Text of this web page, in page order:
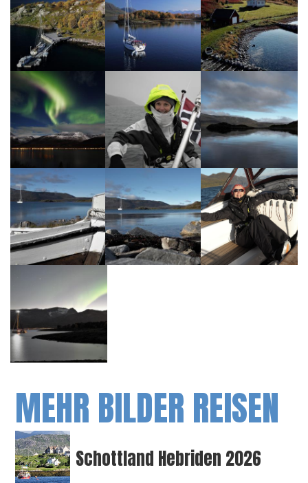
MEHR BILDER REISEN
Schottland Hebriden 2026